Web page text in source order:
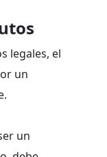
legales, el
un
un